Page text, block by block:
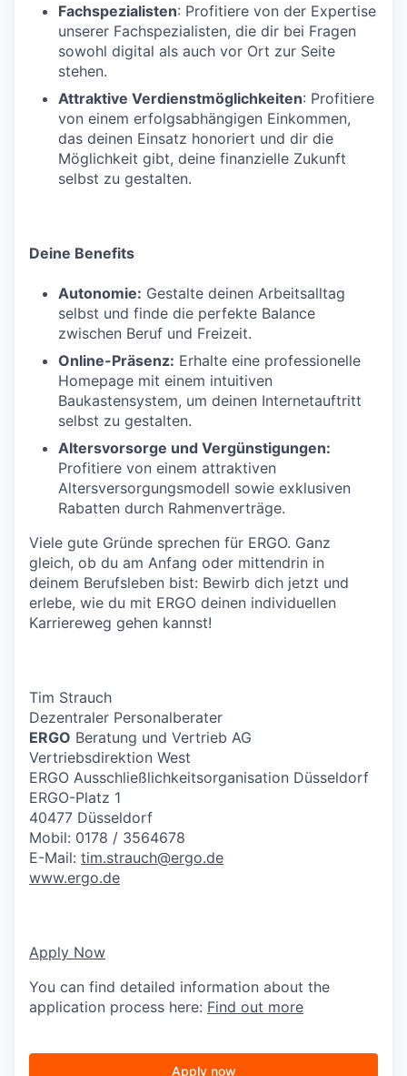
Fachspezialisten: Profitiere von der Expertise
unserer Fachspezialisten, die dir bei Fragen
sowohl digital als auch vor Ort zur Seite
stehen.
Attraktive Verdienstmöglichkeiten: Profitiere
von einem erfolgsabhängigen Einkommen,
das deinen Einsatz honoriert und dir die
Möglichkeit gibt, deine finanzielle Zukunft
selbst zu gestalten.
Deine Benefits
Autonomie: Gestalte deinen Arbeitsalltag
selbst und finde die perfekte Balance
zwischen Beruf und Freizeit.
Online-Präsenz: Erhalte eine professionelle
Homepage mit einem intuitiven
Baukastensystem, um deinen Internetauftritt
selbst zu gestalten.
Altersvorsorge und Vergünstigungen:
Profitiere von einem attraktiven
Altersversorgungsmodell sowie exklusiven
Rabatten durch Rahmenverträge.
Viele gute Gründe sprechen für ERGO. Ganz
gleich, ob du am Anfang oder mittendrin in
deinem Berufsleben bist: Bewirb dich jetzt und
erlebe, wie du mit ERGO deinen individuellen
Karriereweg gehen kannst!
Tim Strauch
Dezentraler Personalberater
ERGO Beratung und Vertrieb AG
Vertriebsdirektion West
ERGO Ausschließlichkeitsorganisation Düsseldorf
ERGO-Platz 1
40477 Düsseldorf
Mobil: 0178 / 3564678
E-Mail: tim.strauch@ergo.de
www.ergo.de
Apply Now
You can find detailed information about the
application process here: Find out more
Apply now